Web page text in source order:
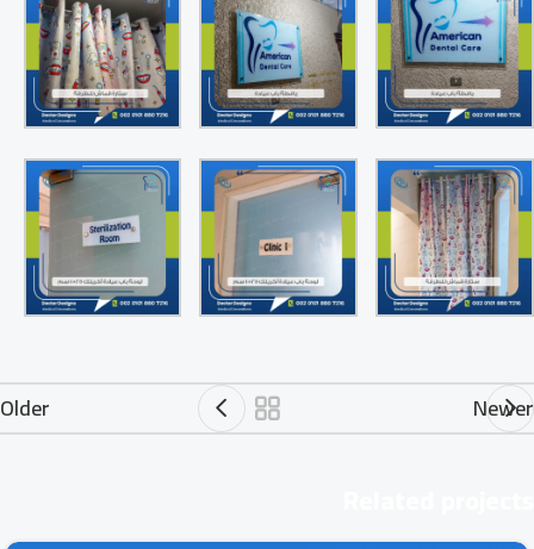
Newer
Older